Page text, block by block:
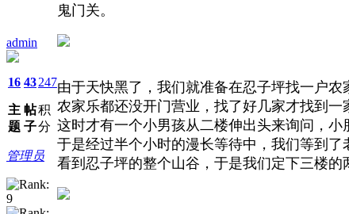
admin
16
主
题
43
帖
子
247
积
分
管理员
鬼门关。
由于天快黑了，我们就准备在忍子坪找一户
农家乐都还没开门营业，找了好几家才找到
这时才有一个小男孩从二楼伸出头来询问，小
于是经过半个小时的漫长等待中，我们等到
看到忍子坪的整个山谷，于是我们定下三楼